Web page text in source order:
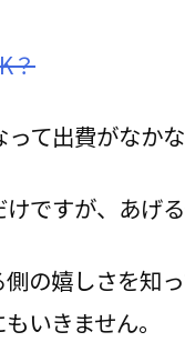
て出費がなか
ですが、あげ
の嬉しさを知
いきません。